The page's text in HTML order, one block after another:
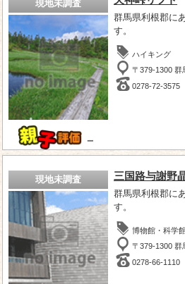
現地未調査
－
群馬県利根郡に
す。
ハイキング
〒379-1300 群
0278-72-3575
現地未調査 三国路与謝野
群馬県利根郡に
す。
博物館・科学
〒379-1300 群
0278-66-1110